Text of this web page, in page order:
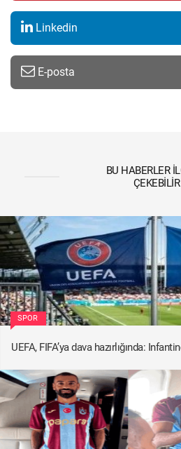
Linkedin
E-posta
BU HABERLER
ÇEKEBILIR
SPOR
UEFA, FIFA’ya dava hazırlığında: